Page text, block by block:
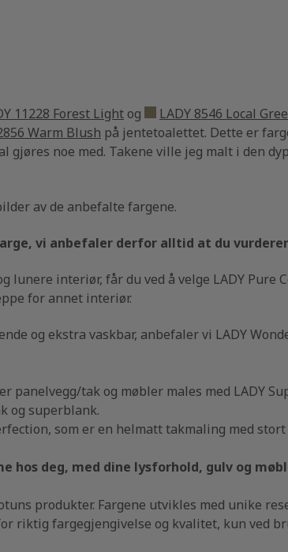
11228 Forest Light og LADY 8546 Local
Warm Blush på jentetoalettet. Dette er
noe med. Takene ville jeg malt i den
av de anbefalte fargene.
vi anbefaler derfor alltid at du
lunere interiør, får du ved å velge LADY Pure
for annet interiør.
og ekstra vaskbar, anbefaler vi LADY
panelvegg/tak og møbler males med LADY
og superblank.
som er en helmatt takmaling med
deg, med dine lysforhold, gulv og
produkter. Fargene utvikles med unike
riktig fargegjengivelse og kvalitet, kun ved